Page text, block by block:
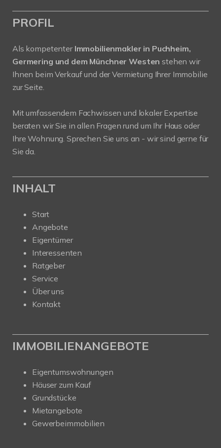
PROFIL
Als kompetenter Immobilienmakler in Puchheim,
Germering und dem Münchner Westen stehen wir
Ihnen beim Verkauf und der Vermietung Ihrer Immobilie
zur Seite.
Mit umfassendem Fachwissen und lokaler Expertise
beraten wir Sie in allen Fragen rund um Ihr Haus oder
Ihre Wohnung. Sprechen Sie uns an - wir sind gerne für
Sie da.
INHALT
Start
Angebote
Eigentümer
Interessenten
Ratgeber
Service
Über uns
Kontakt
IMMOBILIENANGEBOTE
Eigentumswohnungen
Häuser zum Kauf
Grundstücke
Mietangebote
Gewerbeimmobilien